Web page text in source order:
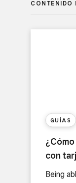
CONTENIDO
GUÍAS
con
Being